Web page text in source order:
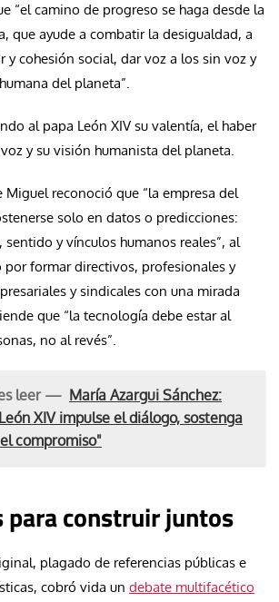
“el camino de progreso se haga desde la
que ayude a combatir la desigualdad, a
y cohesión social, dar voz a los sin voz y
del planeta”.
al papa León XIV su valentía, el haber
y su visión humanista del planeta.
Miguel reconoció que “la empresa del
solo en datos o predicciones:
sentido y vínculos humanos reales”, al
formar directivos, profesionales y
y sindicales con una mirada
que “la tecnología debe estar al
no al revés”.
leer — María Azargui Sánchez:
XIV impulse el diálogo, sostenga
compromiso"
para construir juntos
plagado de referencias públicas e
cobró vida un debate multifacético